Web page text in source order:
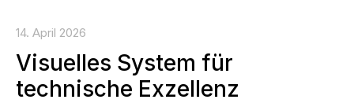
14. April 2026
Visuelles System für
technische Exzellenz